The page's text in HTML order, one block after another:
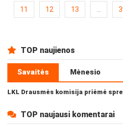
11 12 13
TOP naujienos
Savaitės Mėnesio
TOP naujausi komentarai